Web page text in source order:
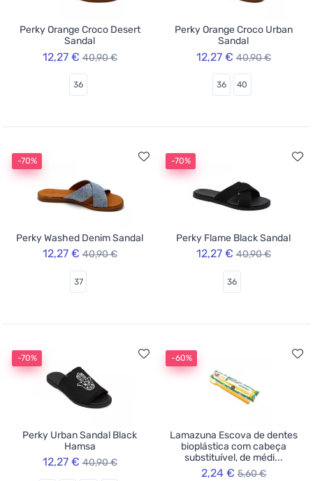
Perky Orange Croco Desert
Sandal
12,27 € 40,90 €
36
Perky Orange Croco Urban
Sandal
12,27 € 40,90 €
36 40
-70%
Perky Washed Denim Sandal
12,27 € 40,90 €
37
-70%
Perky Flame Black Sandal
12,27 € 40,90 €
36
-70%
Perky Urban Sandal Black
Hamsa
12,27 € 40,90 €
-60%
Lamazuna Escova de dentes
bioplástica com cabeça
substituível, de médi...
2,24 € 5,60 €